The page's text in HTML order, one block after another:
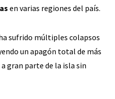
en varias regiones del país.
sufrido múltiples colapsos
un apagón total de más
gran parte de la isla sin